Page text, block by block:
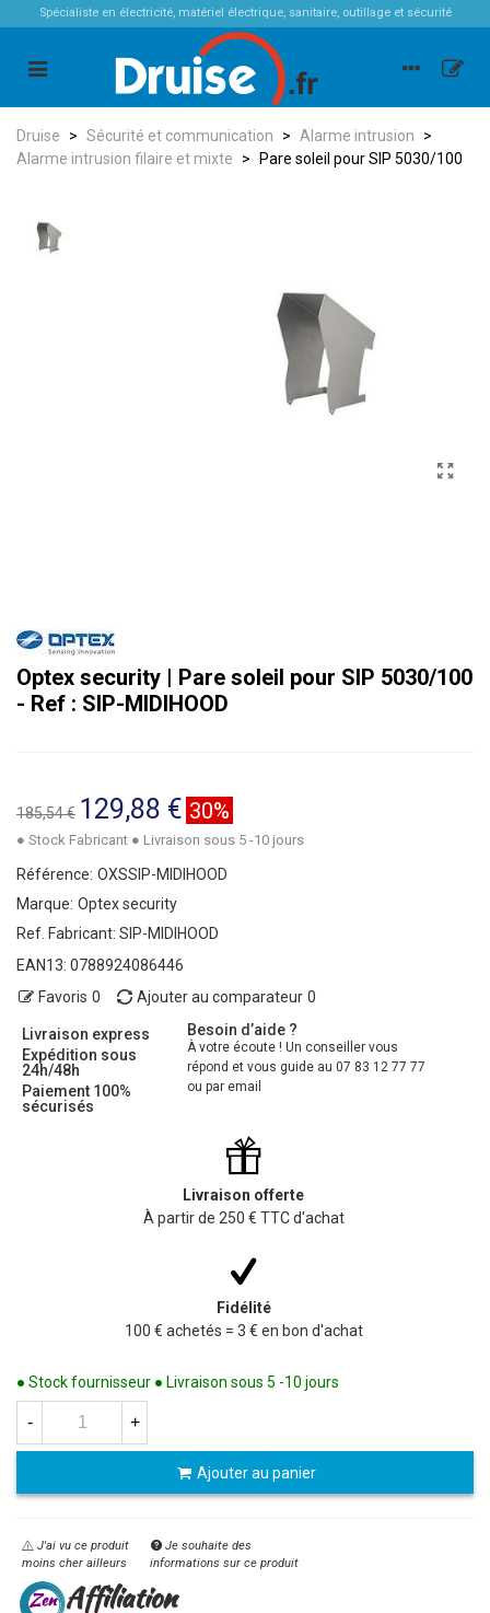
Spécialiste en électricité, matériel électrique, sanitaire, outillage et sécurité
Druise > Sécurité et communication > Alarme intrusion
>
Alarme intrusion filaire et mixte
> Pare soleil pour SIP 5030/100
Optex security | Pare soleil pour SIP 5030/100
- Ref : SIP-MIDIHOOD
185,54 € 129,88 € 30%
● Stock Fabricant ● Livraison sous 5 -10 jours
Référence: OXSSIP-MIDIHOOD
Marque: Optex security
Ref. Fabricant: SIP-MIDIHOOD
EAN13: 0788924086446
Favoris 0 Ajouter au comparateur 0
Livraison express
Expédition sous
24h/48h
Paiement 100%
sécurisés
Besoin d’aide ?
À votre écoute ! Un conseiller vous
répond et vous guide au 07 83 12 77 77
ou par email
Livraison offerte
À partir de 250 € TTC d'achat
Fidélité
100 € achetés = 3 € en bon d'achat
● Stock fournisseur ● Livraison sous 5 -10 jours
- +
Ajouter au panier
J'ai vu ce produit
moins cher ailleurs
Je souhaite des
informations sur ce produit